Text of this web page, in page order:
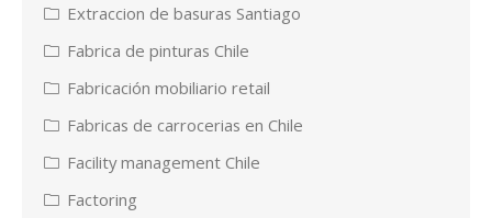
Extraccion de basuras Santiago
Fabrica de pinturas Chile
Fabricación mobiliario retail
Fabricas de carrocerias en Chile
Facility management Chile
Factoring